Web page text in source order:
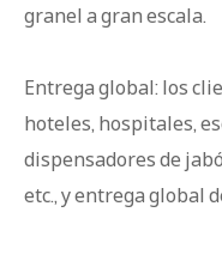
granel a gran escala.
Entrega global: los
hoteles, hospitales,
dispensadores de
etc., y entrega global